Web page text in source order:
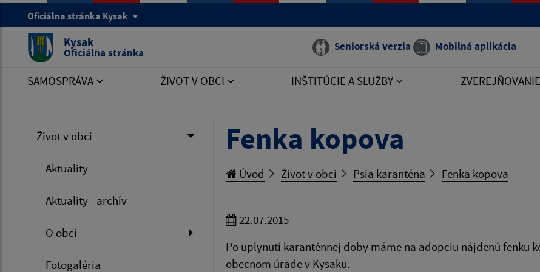
Oficiálna stránka Kysak
Kysak
Oficiálna stránka Seniorská verzia Mobilná aplikácia
SAMOSPRÁVA ŽIVOT V OBCI INŠTITÚCIE A SLUŽBY ZVEREJŇOVANIE
Život v obci
Aktuality
Aktuality - archív
O obci
Fotogaléria
Fenka kopova
Úvod Život v obci Psia karanténa Fenka kopova
22.07.2015
Po uplynutí karanténnej doby máme na adopciu nájdenú fenku
obecnom úrade v Kysaku.